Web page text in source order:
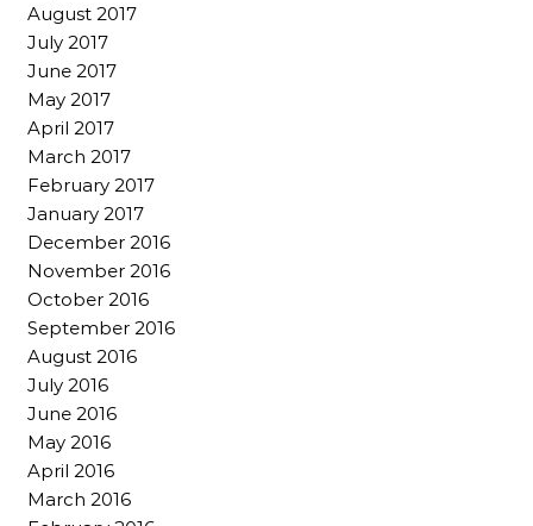
August 2017
July 2017
June 2017
May 2017
April 2017
March 2017
February 2017
January 2017
December 2016
November 2016
October 2016
September 2016
August 2016
July 2016
June 2016
May 2016
April 2016
March 2016